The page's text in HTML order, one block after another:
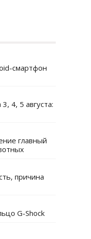
смартфон
4, 5 августа:
главный
причина
G-Shock